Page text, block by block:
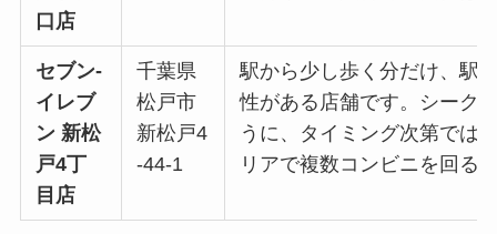
口店
セブン‐
イレブ
ン 新松
戸4丁
目店
千葉県
松戸市
新松戸4
-44-1
駅から少し歩く分だけ、駅
性がある店舗です。シーク
うに、タイミング次第では
リアで複数コンビニを回る